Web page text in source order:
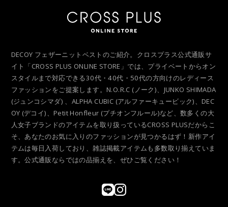
DECOY フェザーニットベストのご紹介。クロスプラス公式通販サ
イト「CROSS PLUS ONLINE STORE」では、プライベートからオン
スタイルまで対応できる30代・40代・50代の方向けのレディース
ファッションをご提案します。N.O.R.C (ノーク)、JUNKO SHIMADA
(ジュンコシマダ) 、ALPHA CUBIC (アルファーキュービック)、DEC
OY (デコイ)、Petit Honfleur (プチオンフルール)など、数多くの大
人女子ブランドのアイテムを取り扱っているCROSS PLUSだからこ
そ、あなたのお気に入りのファッションが見つかるはず！新作アイ
テムは毎日入荷しており、雑誌掲載アイテムも多数取り揃えていま
す。公式通販ならではの品揃えを、ぜひご覧ください！